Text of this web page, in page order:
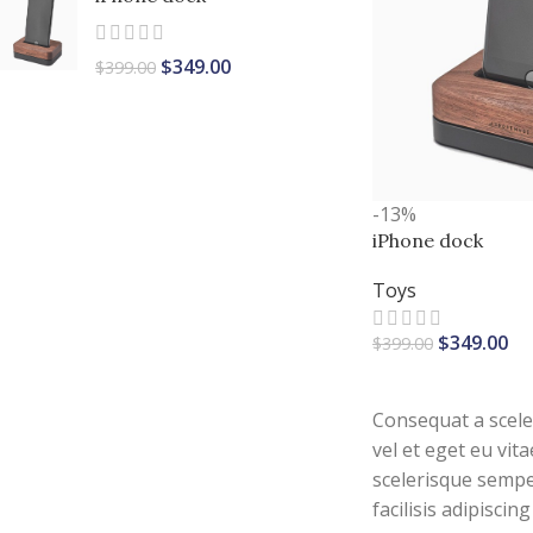
$399.00 $349.00
-13%
iPhone dock
Toys
$399.00 $349.00
Consequat a
vel et eget eu
scelerisque
facilisis